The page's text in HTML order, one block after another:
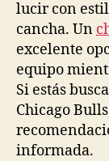
lucir con
cancha. Un
excelente
equipo
Si estás
Chicago
informada.